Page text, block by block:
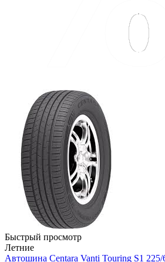
Быстрый просмотр
Летние
Автошина Centara Vanti Touring S1